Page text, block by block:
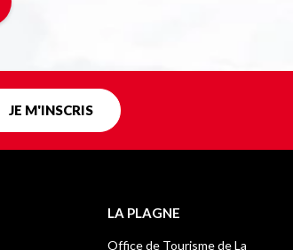
JE M'INSCRIS
LA PLAGNE
Office de Tourisme de La